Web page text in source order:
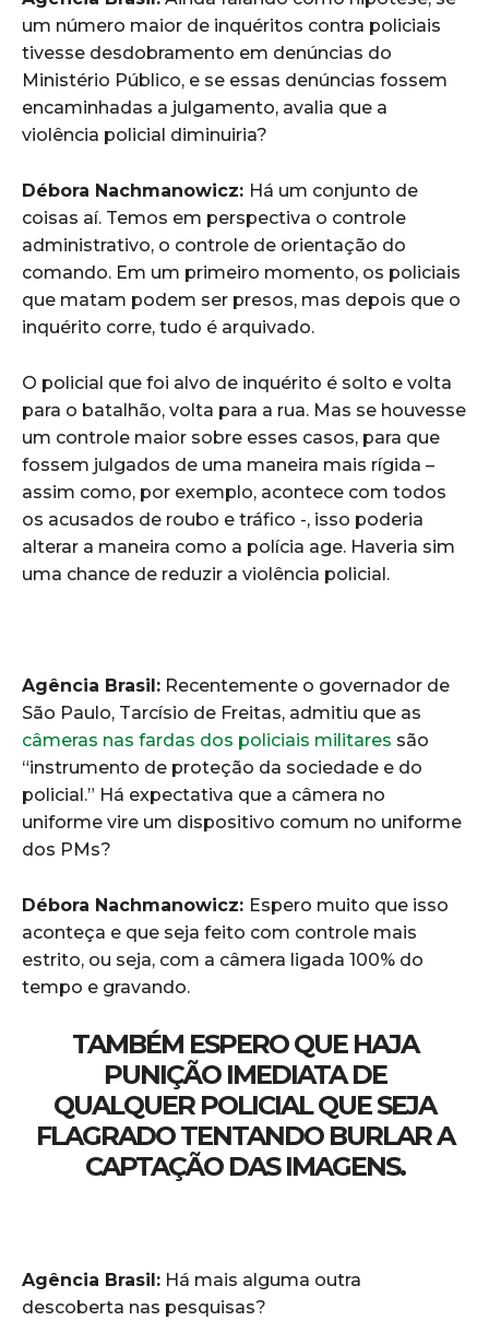
um número maior de inquéritos contra policiais
tivesse desdobramento em denúncias do
Ministério Público, e se essas denúncias fossem
encaminhadas a julgamento, avalia que a
violência policial diminuiria?
Débora Nachmanowicz: Há um conjunto de
coisas aí. Temos em perspectiva o controle
administrativo, o controle de orientação do
comando. Em um primeiro momento, os policiais
que matam podem ser presos, mas depois que o
inquérito corre, tudo é arquivado.
O policial que foi alvo de inquérito é solto e volta
para o batalhão, volta para a rua. Mas se houvesse
um controle maior sobre esses casos, para que
fossem julgados de uma maneira mais rígida –
assim como, por exemplo, acontece com todos
os acusados de roubo e tráfico -, isso poderia
alterar a maneira como a polícia age. Haveria sim
uma chance de reduzir a violência policial.
Agência Brasil: Recentemente o governador de
São Paulo, Tarcísio de Freitas, admitiu que as
câmeras nas fardas dos policiais militares são
“instrumento de proteção da sociedade e do
policial.” Há expectativa que a câmera no
uniforme vire um dispositivo comum no uniforme
dos PMs?
Débora Nachmanowicz: Espero muito que isso
aconteça e que seja feito com controle mais
estrito, ou seja, com a câmera ligada 100% do
tempo e gravando.
TAMBÉM ESPERO QUE HAJA
PUNIÇÃO IMEDIATA DE
QUALQUER POLICIAL QUE SEJA
FLAGRADO TENTANDO BURLAR A
CAPTAÇÃO DAS IMAGENS.
Agência Brasil: Há mais alguma outra
descoberta nas pesquisas?